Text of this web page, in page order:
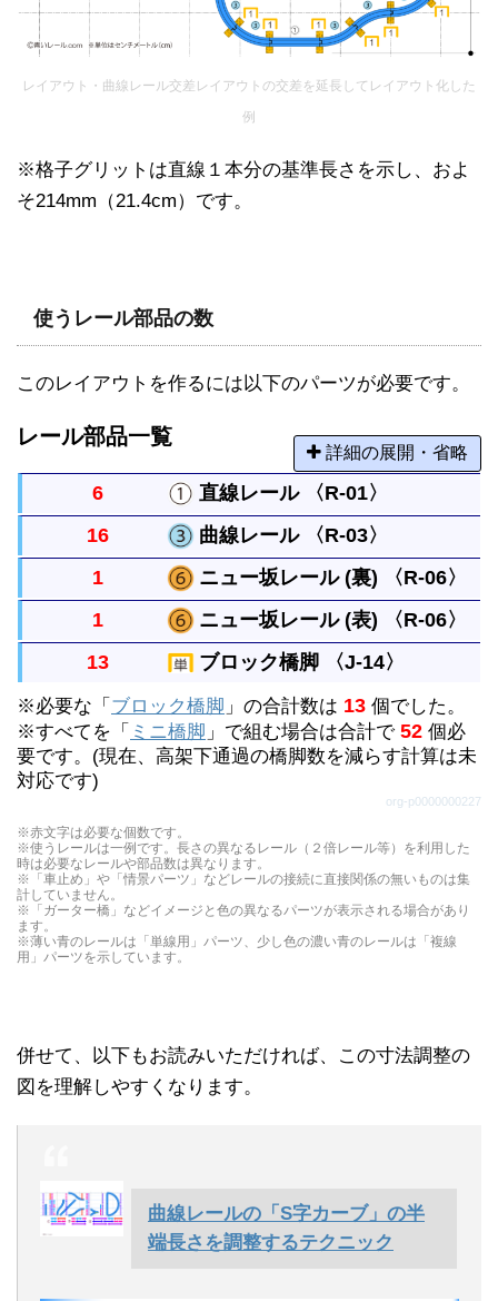
レイアウト・曲線レール交差レイアウトの交差を延長してレイアウト化した
例
※格子グリットは直線１本分の基準長さを示し、およ
そ214mm（21.4cm）です。
使うレール部品の数
このレイアウトを作るには以下のパーツが必要です。
レール部品一覧
詳細の展開・省略
6 直線レール 〈R-01〉
まっすぐなレールですべてのレールの基本になる長
さです。
16 曲線レール 〈R-03〉
曲がったレールで半径は直線レール１本と同じで
す。円には８本必要です。
1 ニュー坂レール (裏) 〈R-06〉
直線レール２本の長さで橋脚ブロックの高さまで上
げられます。両面使う事ができます。（パーツに表
裏の決まりはありませんが、上る方向に向かって凸
を表として区別しています）
1 ニュー坂レール (表) 〈R-06〉
げられます。両面使う事ができます。（パーツに表
裏の決まりはありませんが、上る方向に向かって凸
を表として区別しています）
13 ブロック橋脚 〈J-14〉
単線の高架をつくるときにレールをささえます。上
に何段も重ねることができます。
※必要な「 ブロック橋脚 」の合計数は 13 個でした。
※すべてを「 ミニ橋脚 」で組む場合は合計で 52 個必
要です。(現在、高架下通過の橋脚数を減らす計算は未
対応です)
org-p0000000227
※赤文字は必要な個数です。
※使うレールは一例です。長さの異なるレール（２倍レール等）を利用した
時は必要なレールや部品数は異なります。
※「車止め」や「情景パーツ」などレールの接続に直接関係の無いものは集
計していません。
※「ガーター橋」などイメージと色の異なるパーツが表示される場合があり
ます。
※薄い青のレールは「単線用」パーツ、少し色の濃い青のレールは「複線
用」パーツを示しています。
併せて、以下もお読みいただければ、この寸法調整の
図を理解しやすくなります。
曲線レールの「S字カーブ」の半
端長さを調整するテクニック